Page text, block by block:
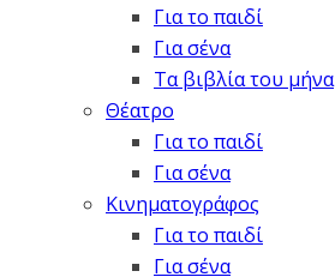
Για το παιδί
Για σένα
Τα βιβλία του μήνα
Θέατρο
Για το παιδί
Για σένα
Κινηματογράφος
Για το παιδί
Για σένα